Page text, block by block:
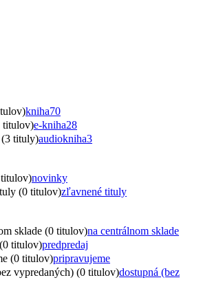
kniha70
titulov)e-kniha28
tituly)audiokniha3
novinky
(0 titulov)zľavnené tituly
sklade (0 titulov)na centrálnom sklade
titulov)predpredaj
(0 titulov)pripravujeme
vypredaných) (0 titulov)dostupná (bez